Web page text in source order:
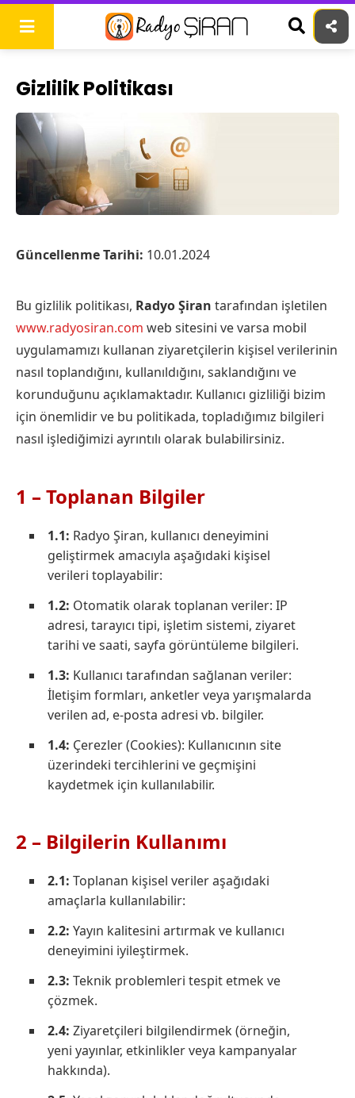
Skip
content
Gizlilik Politikası
Güncellenme Tarihi: 10.01.2024
Bu gizlilik politikası, Radyo Şiran tarafından işletilen
www.radyosiran.com web sitesini ve varsa mobil
uygulamamızı kullanan ziyaretçilerin kişisel verilerinin
nasıl toplandığını, kullanıldığını, saklandığını ve
korunduğunu açıklamaktadır. Kullanıcı gizliliği bizim
için önemlidir ve bu politikada, topladığımız bilgileri
nasıl işlediğimizi ayrıntılı olarak bulabilirsiniz.
1 – Toplanan Bilgiler
1.1: Radyo Şiran, kullanıcı deneyimini
geliştirmek amacıyla aşağıdaki kişisel
verileri toplayabilir:
1.2: Otomatik olarak toplanan veriler: IP
adresi, tarayıcı tipi, işletim sistemi, ziyaret
tarihi ve saati, sayfa görüntüleme bilgileri.
1.3: Kullanıcı tarafından sağlanan veriler:
İletişim formları, anketler veya yarışmalarda
verilen ad, e-posta adresi vb. bilgiler.
1.4: Çerezler (Cookies): Kullanıcının site
üzerindeki tercihlerini ve geçmişini
kaydetmek için kullanılabilir.
2 – Bilgilerin Kullanımı
2.1: Toplanan kişisel veriler aşağıdaki
amaçlarla kullanılabilir:
2.2: Yayın kalitesini artırmak ve kullanıcı
deneyimini iyileştirmek.
2.3: Teknik problemleri tespit etmek ve
çözmek.
2.4: Ziyaretçileri bilgilendirmek (örneğin,
yeni yayınlar, etkinlikler veya kampanyalar
hakkında).